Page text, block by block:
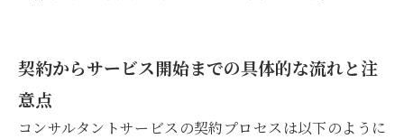
契約からサービス開始までの具体的な流れと注
意点
コンサルタントサービスの契約プロセスは以下のように